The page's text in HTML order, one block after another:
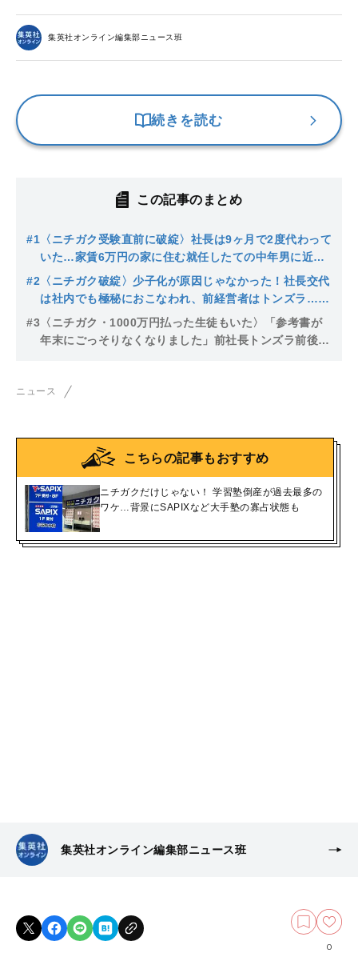
集英社オンライン編集部ニュース班
続きを読む
この記事のまとめ
#1 〈ニチガク受験直前に破綻〉社長は9ヶ月で2度代わって
いた…家賃6万円の家に住む就任したての中年男に近隣
住民は「あの人が社長なの？」
#2 〈ニチガク破綻〉少子化が原因じゃなかった！社長交代
は社内でも極秘におこなわれ、前経営者はトンズラ…経
営破綻“本当の理由”とは
#3 〈ニチガク・1000万円払った生徒もいた〉「参考書が
年末にごっそりなくなりました」前社長トンズラ前後に
ニュース
こちらの記事もおすすめ
ニチガクだけじゃない！ 学習塾倒産が過去最多の
ワケ…背景にSAPIXなど大手塾の寡占状態も
集英社オンライン編集部ニュース班
0